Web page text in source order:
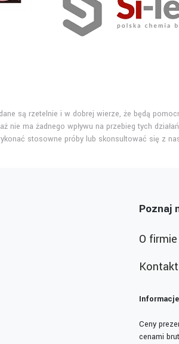
są rzetelnie i w dobrej wierze, że będą
nie ma żadnego wpływu na przebieg tych
stosowne próby lub skonsultować się z
Poznaj
O firmie
Kontakt
Informacje
Ceny
cenami